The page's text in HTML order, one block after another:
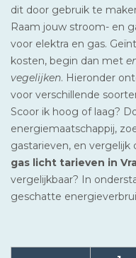
dit door gebruik te
Raam jouw stroom- en
voor elektra en gas.
kosten, begin dan met
vegelijken. Hieronder
voor verschillende
Scoor ik hoog of laag?
energiemaatschappij,
gastarieven, en
gas licht tarieven in
vergelijkbaar? In
geschatte